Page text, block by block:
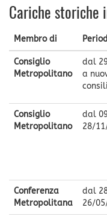
Cariche storiche
Membro di
Consiglio
Metropolitano
dal
a
Consiglio
Metropolitano
dal
28/
Conferenza
Metropolitana
dal
26/